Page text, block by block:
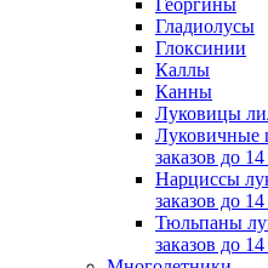
Георгины
Гладиолусы
Глоксинии
Каллы
Канны
Луковицы
Луковичные
заказов до
Нарциссы
заказов до
Тюльпаны
заказов до